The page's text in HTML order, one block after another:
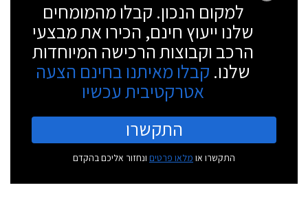
למקום הנכון. קבלו מהמומחים
שלנו ייעוץ חינם, הכירו את מבצעי
הרכב וקבוצות הרכישה המיוחדות
שלנו. קבלו מאיתנו בחינם הצעה
אטרקטיבית עכשיו
התקשרו
התקשרו או מלאו פרטים ונחזור אליכם בהקדם